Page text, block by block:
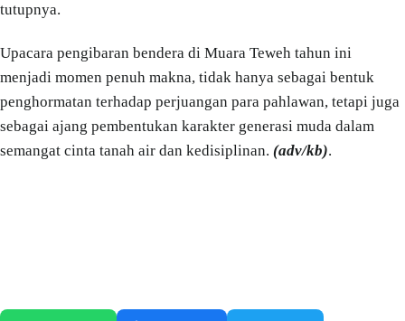
tutupnya.
Upacara pengibaran bendera di Muara Teweh tahun ini
menjadi momen penuh makna, tidak hanya sebagai bentuk
penghormatan terhadap perjuangan para pahlawan, tetapi juga
sebagai ajang pembentukan karakter generasi muda dalam
semangat cinta tanah air dan kedisiplinan. (adv/kb).